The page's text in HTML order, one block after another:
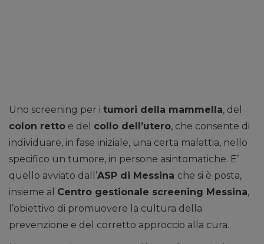
Uno screening per i tumori della mammella, del
colon retto e del collo dell’utero, che consente di
individuare, in fase iniziale, una certa malattia, nello
specifico un tumore, in persone asintomatiche. E’
quello avviato dall’ASP di Messina che si è posta,
insieme al Centro gestionale screening Messina,
l’obiettivo di promuovere la cultura della
prevenzione e del corretto approccio alla cura.